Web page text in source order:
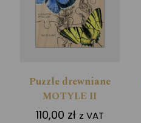
Puzzle drewniane
MOTYLE II
110,00 zł z VAT